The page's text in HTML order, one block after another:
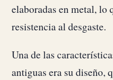
elaboradas en metal, lo
resistencia al desgaste.
Una de las
antiguas era su diseño,